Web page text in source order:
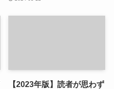
【2023年版】読者が思わず